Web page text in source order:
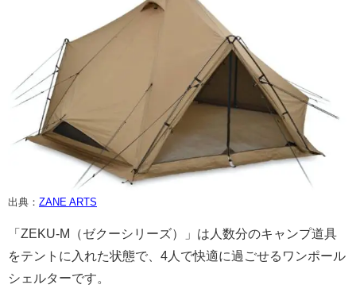
出典： ZANE ARTS
「ZEKU-M（ゼクーシリーズ）」は人数分のキャンプ道具
をテントに入れた状態で、4人で快適に過ごせるワンポール
シェルターです。